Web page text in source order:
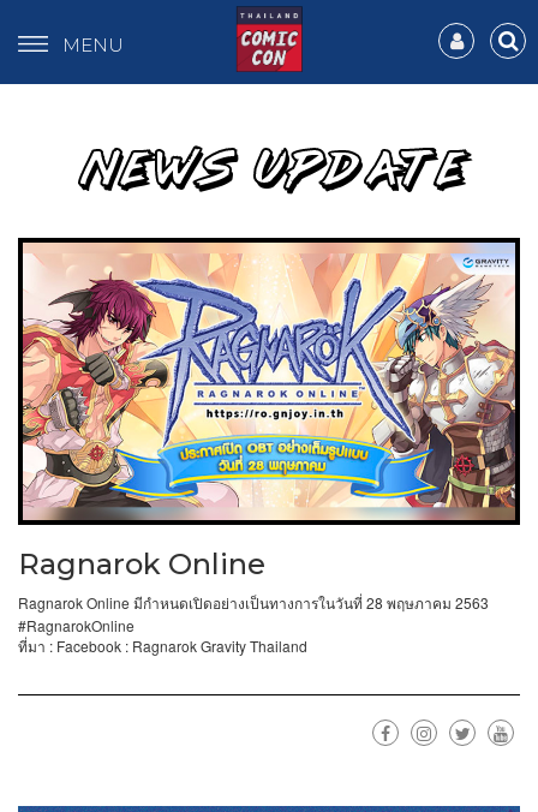
MENU
NEWS UPDATE
Ragnarok Online
Ragnarok Online มีกำหนดเปิดอย่างเป็นทางการในวันที่ 28 พฤษภาคม 2563
#RagnarokOnline
ที่มา : Facebook : Ragnarok Gravity Thailand